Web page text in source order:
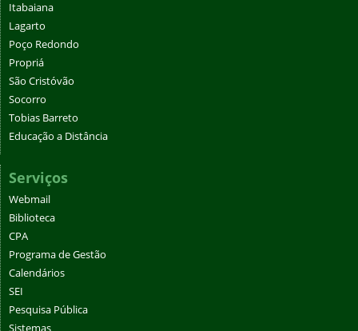
Itabaiana
Lagarto
Poço Redondo
Propriá
São Cristóvão
Socorro
Tobias Barreto
Educação a Distância
Serviços
Webmail
Biblioteca
CPA
Programa de Gestão
Calendários
SEI
Pesquisa Pública
Sistemas